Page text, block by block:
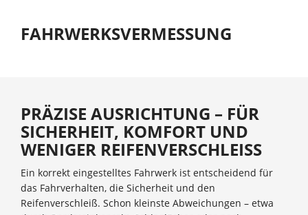
FAHRWERKSVERMESSUNG
PRÄZISE AUSRICHTUNG – FÜR
SICHERHEIT, KOMFORT UND
WENIGER REIFENVERSCHLEISS
Ein korrekt eingestelltes Fahrwerk ist entscheidend für
das Fahrverhalten, die Sicherheit und den
Reifenverschleiß. Schon kleinste Abweichungen – etwa